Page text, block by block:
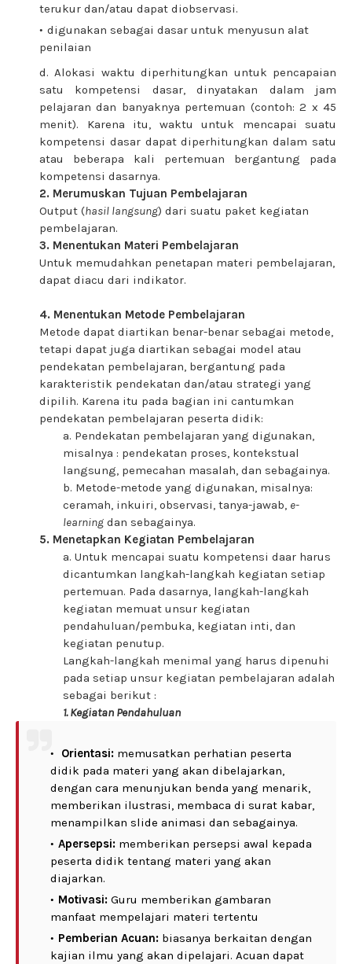
terukur dan/atau dapat diobservasi.
digunakan sebagai dasar untuk menyusun alat
penilaian
d. Alokasi waktu diperhitungkan untuk pencapaian
satu kompetensi dasar, dinyatakan dalam jam
pelajaran dan banyaknya pertemuan (contoh: 2 x 45
menit). Karena itu, waktu untuk mencapai suatu
kompetensi dasar dapat diperhitungkan dalam satu
atau beberapa kali pertemuan bergantung pada
kompetensi dasarnya.
2. Merumuskan Tujuan Pembelajaran
Output (hasil langsung) dari suatu paket kegiatan
pembelajaran.
3. Menentukan Materi Pembelajaran
Untuk memudahkan penetapan materi pembelajaran,
dapat diacu dari indikator.
4. Menentukan Metode Pembelajaran
Metode dapat diartikan benar-benar sebagai metode,
tetapi dapat juga diartikan sebagai model atau
pendekatan pembelajaran, bergantung pada
karakteristik pendekatan dan/atau strategi yang
dipilih. Karena itu pada bagian ini cantumkan
pendekatan pembelajaran peserta didik:
a. Pendekatan pembelajaran yang digunakan,
misalnya : pendekatan proses, kontekstual
langsung, pemecahan masalah, dan sebagainya.
b. Metode-metode yang digunakan, misalnya:
ceramah, inkuiri, observasi, tanya-jawab, e-
learning dan sebagainya.
5. Menetapkan Kegiatan Pembelajaran
a. Untuk mencapai suatu kompetensi daar harus
dicantumkan langkah-langkah kegiatan setiap
pertemuan. Pada dasarnya, langkah-langkah
kegiatan memuat unsur kegiatan
pendahuluan/pembuka, kegiatan inti, dan
kegiatan penutup.
Langkah-langkah menimal yang harus dipenuhi
pada setiap unsur kegiatan pembelajaran adalah
sebagai berikut :
1. Kegiatan Pendahuluan
Orientasi: memusatkan perhatian peserta
didik pada materi yang akan dibelajarkan,
dengan cara menunjukan benda yang menarik,
memberikan ilustrasi, membaca di surat kabar,
menampilkan slide animasi dan sebagainya.
Apersepsi: memberikan persepsi awal kepada
peserta didik tentang materi yang akan
diajarkan.
Motivasi: Guru memberikan gambaran
manfaat mempelajari materi tertentu
Pemberian Acuan: biasanya berkaitan dengan
kajian ilmu yang akan dipelajari. Acuan dapat